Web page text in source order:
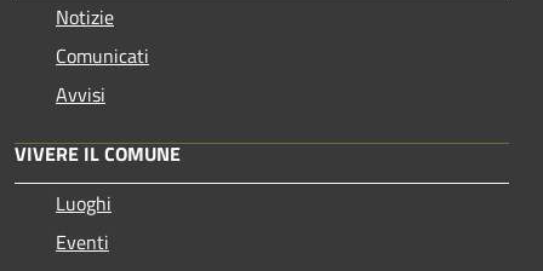
Notizie
Comunicati
Avvisi
VIVERE IL COMUNE
Luoghi
Eventi